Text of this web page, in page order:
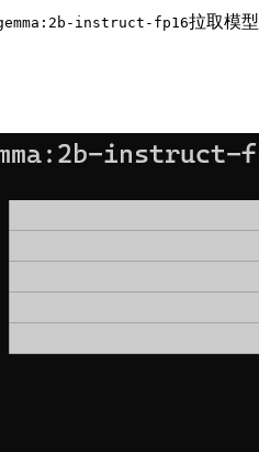
instruct-fp16拉取模型